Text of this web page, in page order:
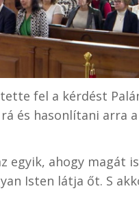
fel a kérdést
és hasonlítani arra
egyik, ahogy magát
Isten látja őt. S